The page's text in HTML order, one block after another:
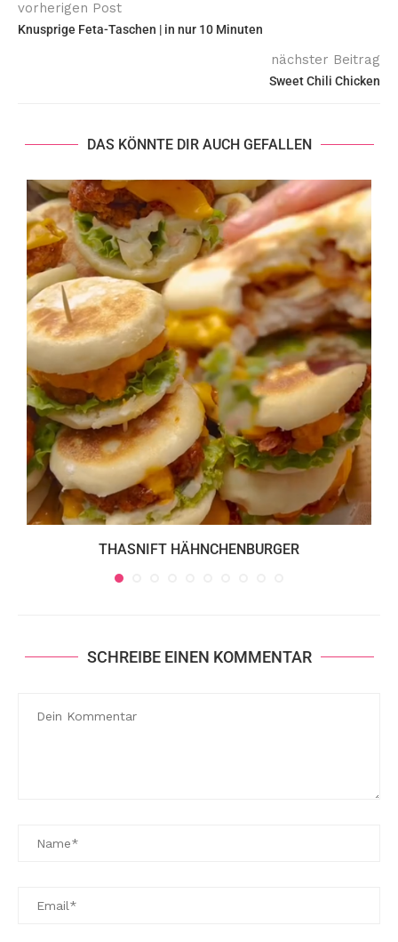
vorherigen Post
Knusprige Feta-Taschen | in nur 10 Minuten
nächster Beitrag
Sweet Chili Chicken
DAS KÖNNTE DIR AUCH GEFALLEN
THASNIFT HÄHNCHENBURGER
SCHREIBE EINEN KOMMENTAR